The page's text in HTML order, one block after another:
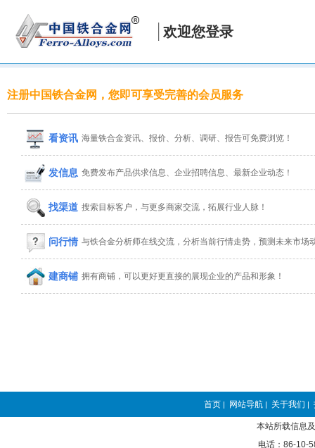
欢迎您登录
注册中国铁合金网，您即可享受完善的会员服务
看资讯 海量铁合金资讯、报价、分析、调研、报告可免费浏览！
发信息 免费发布产品供求信息、企业招聘信息、最新企业动态！
找渠道 搜索目标客户，与更多商家交流，拓展行业人脉！
问行情 与铁合金分析师在线交流，分析当前行情走势，预测未来市场
建商铺 拥有商铺，可以更好更直接的展现企业的产品和形象！
首页 | 网站导航 | 关于我们 |
本站所载信息
电话：86-10-